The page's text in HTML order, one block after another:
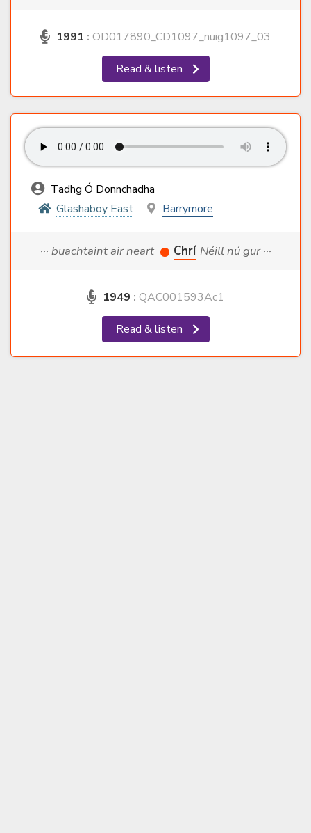
1991 : OD017890_CD1097_nuig1097_03
Read & listen
Tadhg Ó Donnchadha
Glashaboy East
Barrymore
··· buachtaint air neart Chrí Néill nú gur ···
1949 : QAC001593Ac1
Read & listen